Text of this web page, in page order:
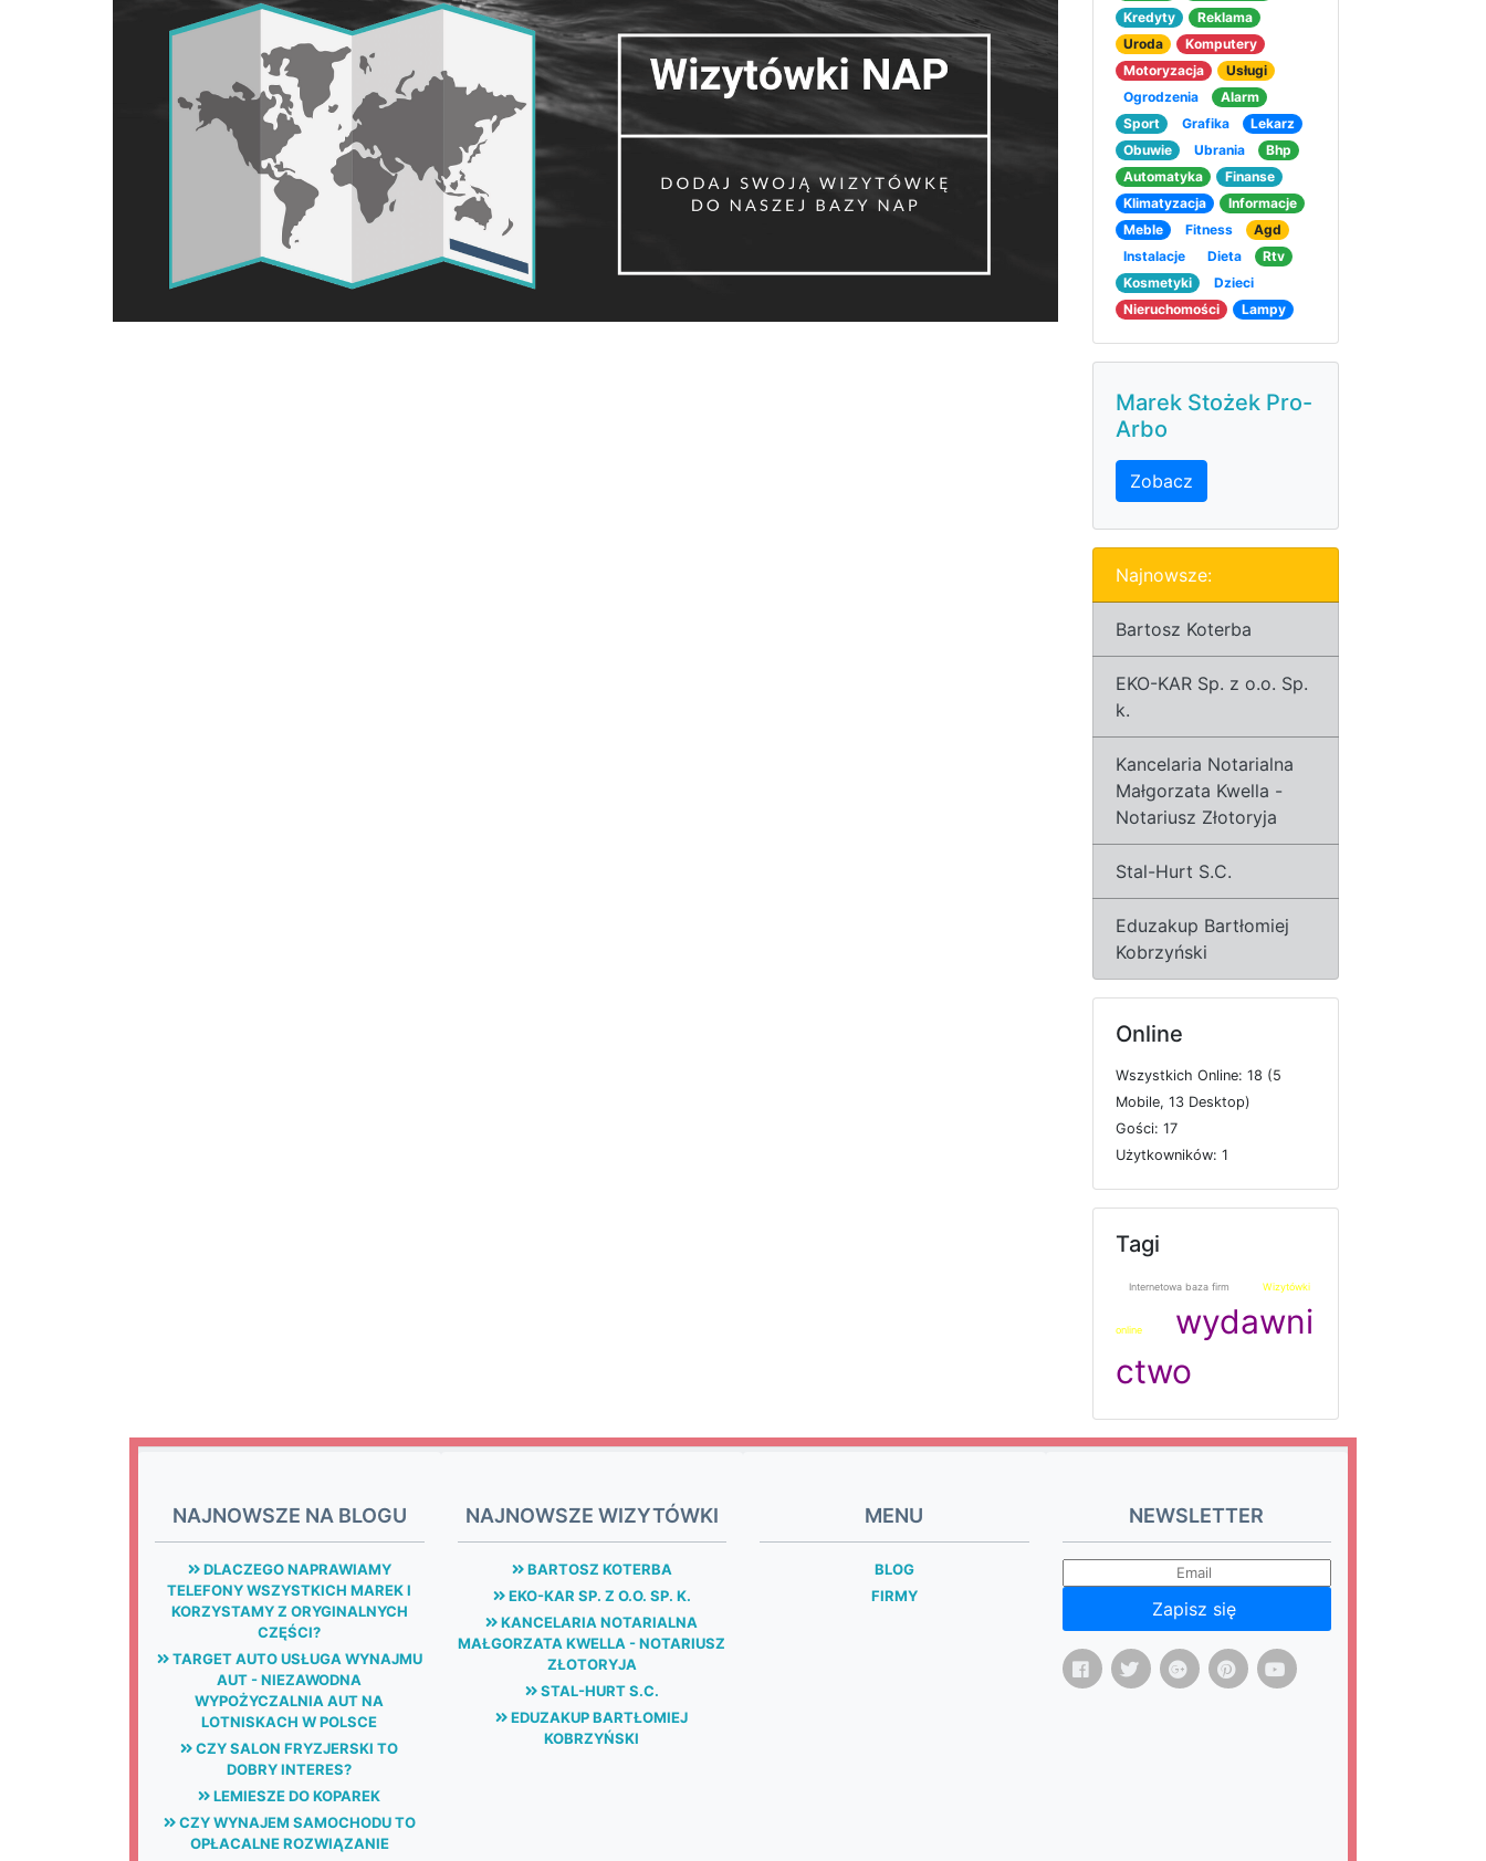
Kredyty
Reklama
Uroda
Komputery
Motoryzacja
Usługi
Ogrodzenia
Alarm
Sport
Grafika
Lekarz
Obuwie
Ubrania
Bhp
Automatyka
Finanse
Klimatyzacja
Informacje
Meble
Fitness
Agd
Instalacje
Dieta
Rtv
Kosmetyki
Dzieci
Nieruchomości
Lampy
Marek Stożek Pro-
Arbo
Zobacz
Najnowsze:
Bartosz Koterba
EKO-KAR Sp. z o.o. Sp.
k.
Kancelaria Notarialna
Małgorzata Kwella -
Notariusz Złotoryja
Stal-Hurt S.C.
Eduzakup Bartłomiej
Kobrzyński
Online
Wszystkich Online: 18 (5
Mobile, 13 Desktop)
Gości: 17
Użytkowników: 1
Tagi
Internetowa baza firm Wizytówki
online
wydawni
ctwo
NAJNOWSZE NA BLOGU
DLACZEGO NAPRAWIAMY
TELEFONY WSZYSTKICH MAREK I
KORZYSTAMY Z ORYGINALNYCH
CZĘŚCI?
TARGET AUTO USŁUGA WYNAJMU
AUT - NIEZAWODNA
WYPOŻYCZALNIA AUT NA
LOTNISKACH W POLSCE
CZY SALON FRYZJERSKI TO
DOBRY INTERES?
LEMIESZE DO KOPAREK
CZY WYNAJEM SAMOCHODU TO
OPŁACALNE ROZWIĄZANIE
NAJNOWSZE WIZYTÓWKI
BARTOSZ KOTERBA
EKO-KAR SP. Z O.O. SP. K.
KANCELARIA NOTARIALNA
MAŁGORZATA KWELLA - NOTARIUSZ
ZŁOTORYJA
STAL-HURT S.C.
EDUZAKUP BARTŁOMIEJ
KOBRZYŃSKI
MENU
BLOG
FIRMY
NEWSLETTER
Zapisz się